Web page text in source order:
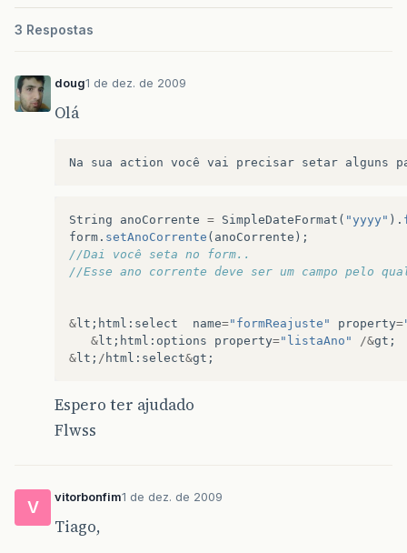
3 Respostas
doug1 de dez. de 2009
Olá
String anoCorrente = SimpleDateFormat ( "yyyy" ).
form . setAnoCorrente ( anoCorrente );
//Dai você seta no form..
//Esse ano corrente deve ser um campo pelo
& lt ; html : select name="formReajuste" property=
& lt ; html : options property="listaAno" /&gt ;
& lt ; / html : select&gt ;
Espero ter ajudado
Flwss
V
vitorbonfim1 de dez. de 2009
Tiago,